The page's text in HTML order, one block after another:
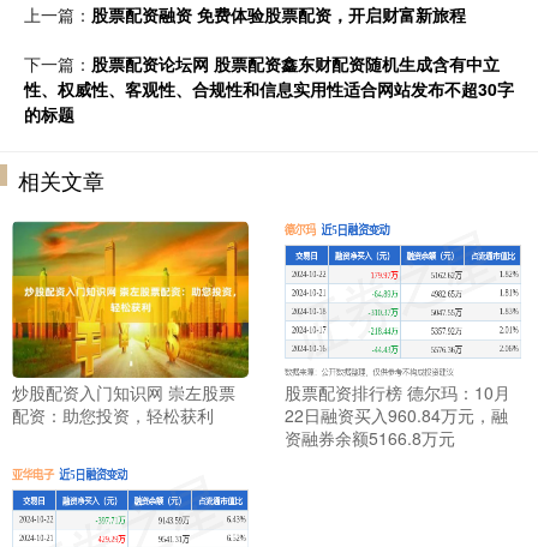
上一篇： 股票配资融资 免费体验股票配资，开启财富新旅程
下一篇： 股票配资论坛网 股票配资鑫东财配资随机生成含有中立
性、权威性、客观性、合规性和信息实用性适合网站发布不超30字
的标题
相关文章
炒股配资入门知识网 崇左股票
配资：助您投资，轻松获利
股票配资排行榜 德尔玛：10月
22日融资买入960.84万元，融
资融券余额5166.8万元